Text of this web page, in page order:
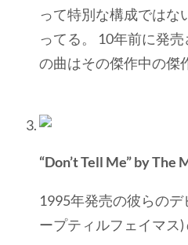
って特別な構成ではな
ってる。 10年前に発
の曲はその傑作中の傑
“Don’t Tell Me” by The
1995年発売の彼らのデ
ープティルフェイマス)